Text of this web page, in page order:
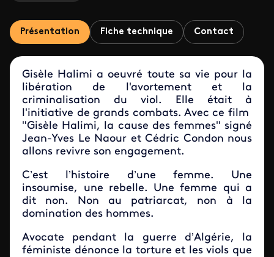
Présentation Fiche technique Contact
Gisèle Halimi a oeuvré toute sa vie pour la
libération de l'avortement et la
criminalisation du viol. Elle était à
l'initiative de grands combats. Avec ce film
"Gisèle Halimi, la cause des femmes" signé
Jean-Yves Le Naour et Cédric Condon nous
allons revivre son engagement.
C’est l’histoire d’une femme. Une
insoumise, une rebelle. Une femme qui a
dit non. Non au patriarcat, non à la
domination des hommes.
Avocate pendant la guerre d’Algérie, la
féministe dénonce la torture et les viols que